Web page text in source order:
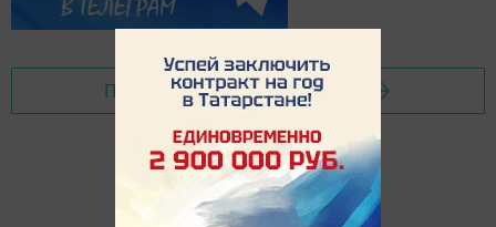
Перейти на страницу новости